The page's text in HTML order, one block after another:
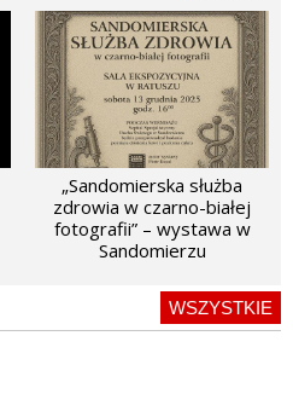
„Sandomierska służba
zdrowia w czarno-białej
fotografii” – wystawa w
Sandomierzu
WSZYSTKIE